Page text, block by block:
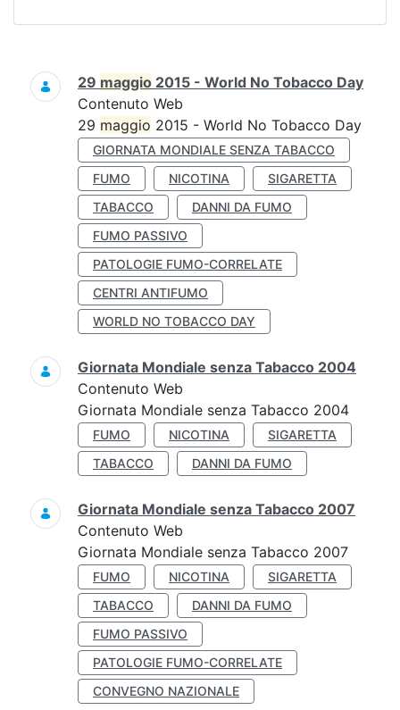
Ricerca
29 maggio 2015 - World No Tobacco Day
Contenuto Web
29 maggio 2015 - World No Tobacco Day
GIORNATA MONDIALE SENZA TABACCO
FUMO
NICOTINA
SIGARETTA
TABACCO
DANNI DA FUMO
FUMO PASSIVO
PATOLOGIE FUMO-CORRELATE
CENTRI ANTIFUMO
WORLD NO TOBACCO DAY
Giornata Mondiale senza Tabacco 2004
Contenuto Web
Giornata Mondiale senza Tabacco 2004
FUMO NICOTINA
SIGARETTA
TABACCO
DANNI DA FUMO
Giornata Mondiale senza Tabacco 2007
Contenuto Web
Giornata Mondiale senza Tabacco 2007
FUMO NICOTINA
SIGARETTA
TABACCO
DANNI DA FUMO
FUMO PASSIVO
PATOLOGIE FUMO-CORRELATE
CONVEGNO NAZIONALE